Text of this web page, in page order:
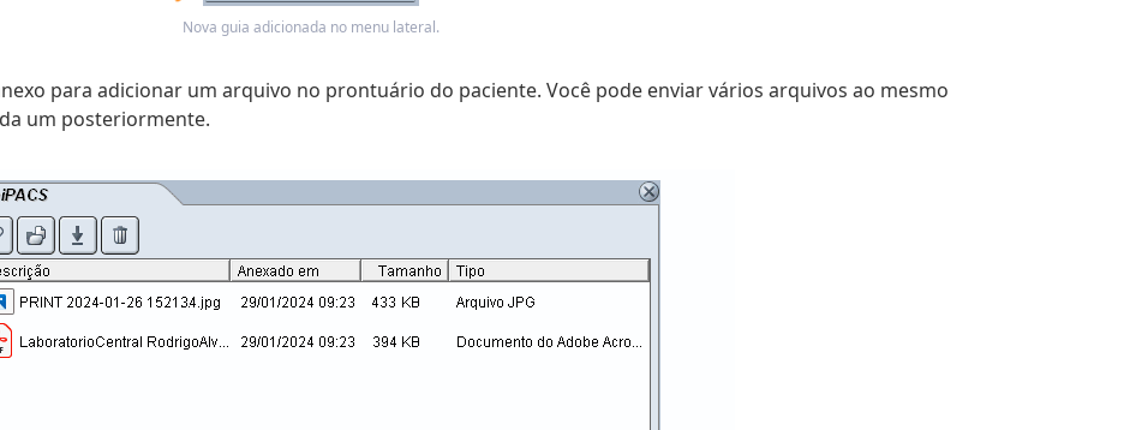
Nova guia adicionada no menu lateral.
para adicionar um arquivo no prontuário do paciente. Você pode enviar vários arquivos ao mesmo
um posteriormente.